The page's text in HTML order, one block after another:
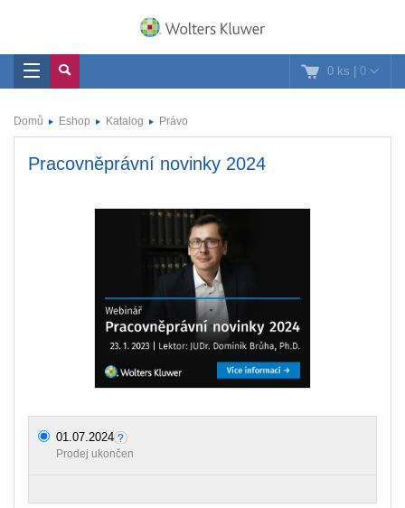
0 ks | 0
Domů Eshop Katalog Právo
Pracovněprávní novinky 2024
01.07.2024
Prodej ukončen